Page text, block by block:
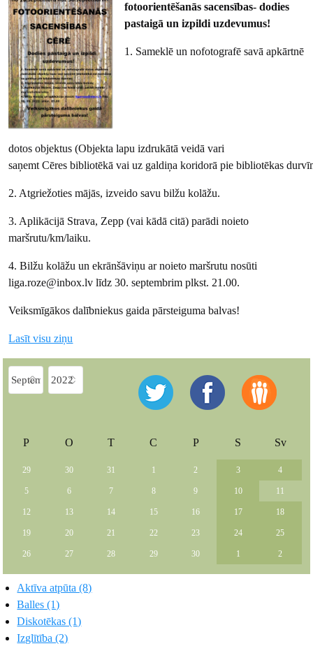
fotoorientēšanās sacensības- dodies
pastaigā un izpildi uzdevumus!
1. Sameklē un nofotografē savā apkārtnē
dotos objektus (Objekta lapu izdrukātā veidā vari
saņemt Cēres bibliotēkā vai uz galdiņa koridorā pie bibliotēkas
2. Atgriežoties mājās, izveido savu bilžu kolāžu.
3. Aplikācijā Strava, Zepp (vai kādā citā) parādi noieto
maršrutu/km/laiku.
4. Bilžu kolāžu un ekrānšāviņu ar noieto maršrutu nosūti
liga.roze@inbox.lv līdz 30. septembrim plkst. 21.00.
Veiksmīgākos dalībniekus gaida pārsteiguma balvas!
Lasīt visu ziņu
P O T C P S Sv
29 30 31 1 2 3 4
5 6 7 8 9 10 11
12 13 14 15 16 17 18
19 20 21 22 23 24 25
26 27 28 29 30 1 2
Aktīva atpūta (8)
Balles (1)
Diskotēkas (1)
Izglītība (2)